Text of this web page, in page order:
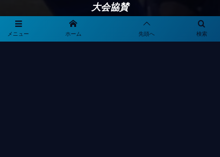
メニュー 検索
ホーム 先頭へ
大会協賛